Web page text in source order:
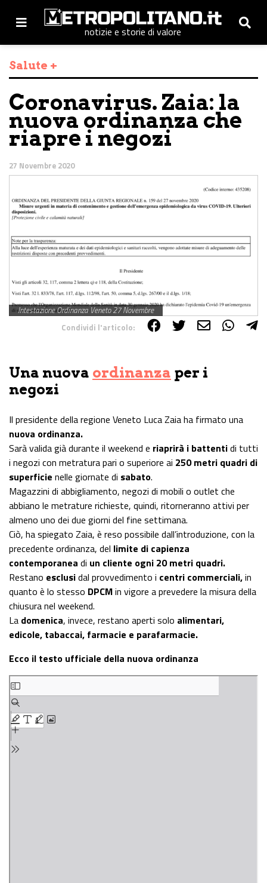
notizie e storie di valore
Salute +
Coronavirus. Zaia: la
nuova ordinanza che
riapre i negozi
27 Novembre 2020
Intestazione Ordinanza Veneto 27 Novembre
Condividi l'articolo:
Una nuova ordinanza per i
negozi
Il presidente della regione Veneto Luca Zaia ha firmato una
nuova ordinanza.
Sarà valida già durante il weekend e riaprirà i battentidi tutti
i negozi con metratura pari o superiore ai 250 metri quadri di
superficie nelle giornate di sabato.
Magazzini di abbigliamento, negozi di mobili o outlet che
abbiano le metrature richieste, quindi, ritorneranno attivi per
almeno uno dei due giorni del fine settimana.
Ciò, ha spiegato Zaia, è reso possibile dall’introduzione, con la
precedente ordinanza, del limite di capienza
contemporanea di un cliente ogni 20 metri quadri.
Restano esclusidal provvedimento i centri commerciali,in
quanto è lo stesso DPCMin vigore a prevedere la misura della
chiusura nel weekend.
La domenica, invece, restano aperti solo alimentari,
edicole, tabaccai, farmacie e parafarmacie.
Ecco il testo ufficiale della nuova ordinanza
Skip
to
PDF
content